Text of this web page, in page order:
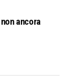
ancora